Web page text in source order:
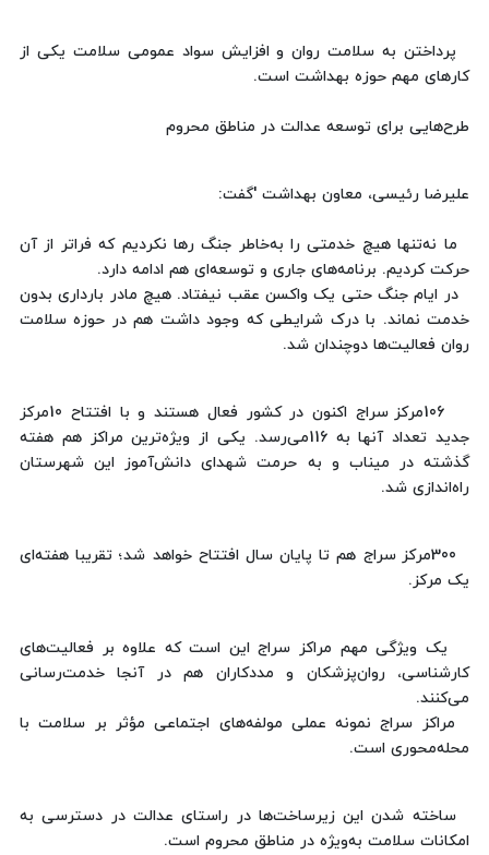
پرداختن به سلامت روان و افزایش سواد عمومی سلامت یکی از
کارهای مهم حوزه بهداشت است.
طرح‌هایی برای توسعه عدالت در مناطق محروم
علیرضا رئیسی، معاون بهداشت 'گفت:
ما نه‌تنها هیچ خدمتی را به‌خاطر جنگ رها نکردیم که فراتر از آن
حرکت کردیم. برنامه‌های جاری و توسعه‌ای هم ادامه دارد.
در ایام جنگ حتی یک واکسن عقب نیفتاد. هیچ مادر بارداری بدون
خدمت نماند. با درک شرایطی که وجود داشت هم در حوزه سلامت
روان فعالیت‌ها دوچندان شد.
106مرکز سراج اکنون در کشور فعال هستند و با افتتاح 10مرکز
جدید تعداد آنها به 116می‌رسد. یکی از ویژه‌ترین مراکز هم هفته
گذشته در میناب و به حرمت شهدای دانش‌آموز این شهرستان
راه‌اندازی شد.
300مرکز سراج هم تا پایان سال افتتاح خواهد شد؛ تقریبا هفته‌ای
یک مرکز.
یک ویژگی مهم مراکز سراج این است که علاوه بر فعالیت‌های
کارشناسی، روان‌پزشکان و مددکاران هم در آنجا خدمت‌رسانی
می‌کنند.
مراکز سراج نمونه عملی مولفه‌های اجتماعی مؤثر بر سلامت با
محله‌محوری است.
ساخته شدن این زیرساخت‌ها در راستای عدالت در دسترسی به
امکانات سلامت به‌ویژه در مناطق محروم است.